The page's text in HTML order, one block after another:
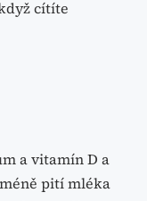
cítíte
a vitamín D a
pití mléka